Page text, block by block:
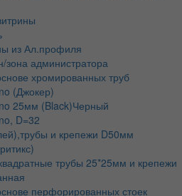
из Ал.профиля
зона администратора
хромированных труб
(Джокер)
25мм (Black)Черный
D=32
и крепежи D50мм
трубы 25*25мм и крепежи
перфорированных стоек